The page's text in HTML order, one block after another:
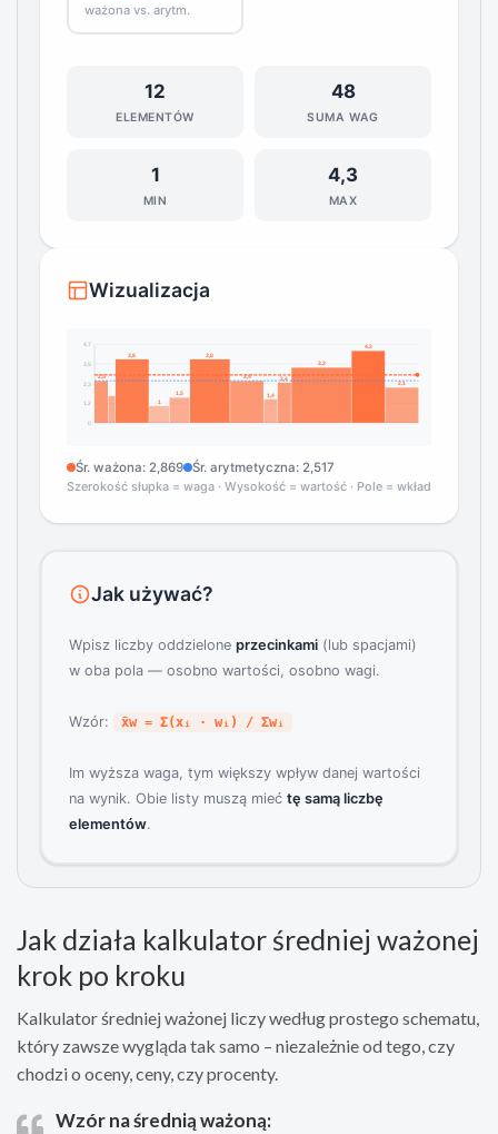
ważona vs. arytm.
12
ELEMENTÓW
48
SUMA WAG
1
MIN
4,3
MAX
Wizualizacja
0
1,2
2,3
3,5
4,7
2,5
3,8
1
1,5
3,8
2,5
1,4
2,4
3,3
4,3
2,1
Śr. ważona: 2,869 Śr. arytmetyczna: 2,517
Szerokość słupka = waga · Wysokość = wartość · Pole = wkład
Jak używać?
Wpisz liczby oddzielone przecinkami(lub spacjami)
w oba pola — osobno wartości, osobno wagi.
Wzór: x̄w = Σ(xᵢ · wᵢ) / Σwᵢ
Im wyższa waga, tym większy wpływ danej wartości
na wynik. Obie listy muszą mieć tę samą liczbę
elementów.
Jak działa kalkulator średniej ważonej
krok po kroku
Kalkulator średniej ważonej liczy według prostego schematu,
który zawsze wygląda tak samo – niezależnie od tego, czy
chodzi o oceny, ceny, czy procenty.
Wzór na średnią ważoną: